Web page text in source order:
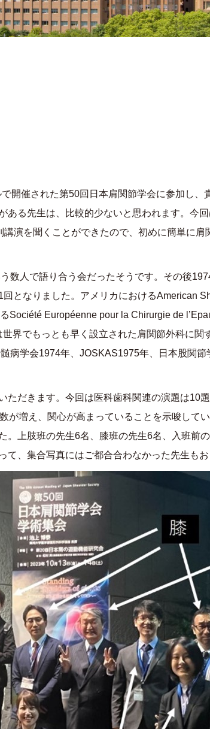
開催された第50回日本肩関節学会に参加し、
ある先生は、比較的少ないと思われます。今
講演を聞くことができたので、初めに簡単に肩
数人で語り合う会だったそうです。その後
回となりました。アメリカにおけるAmerican
Société Européenne pour la Chirurgie de
界でもっとも早く設立された肩関節外科に関
病学会1974年、 JOSKAS1975年、日本股関節
ただきます。今回は医科歯科関連の演題は10
が増え、関心が高まっていることを示唆して
。上肢班の先生6名、膝班の先生6名、入班前
、集合写真にはご都合合わなかった先生もお